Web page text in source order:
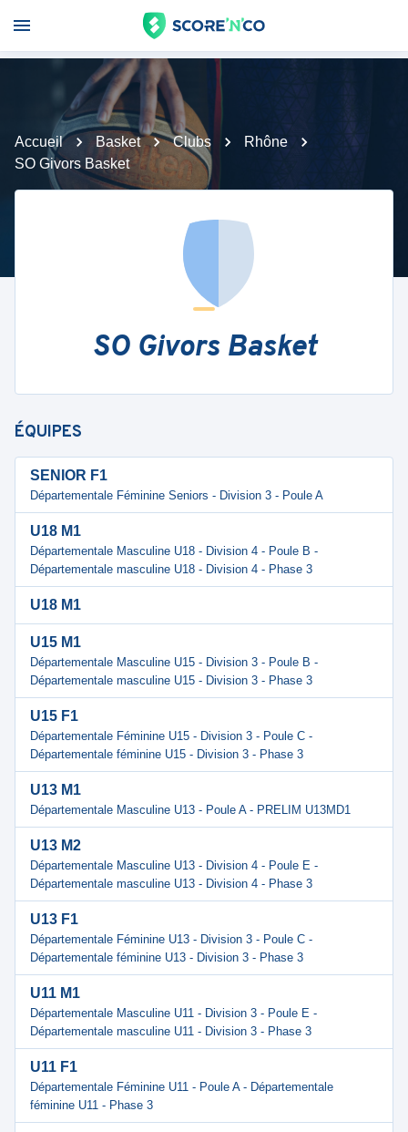
Accueil Basket Clubs
Rhône
SO Givors Basket
SO Givors Basket
ÉQUIPES
SENIOR F1
Départementale Féminine Seniors - Division 3 - Poule A
U18 M1
Départementale Masculine U18 - Division 4 - Poule B -
Départementale masculine U18 - Division 4 - Phase 3
U18 M1
U15 M1
Départementale Masculine U15 - Division 3 - Poule B -
Départementale masculine U15 - Division 3 - Phase 3
U15 F1
Départementale Féminine U15 - Division 3 - Poule C -
Départementale féminine U15 - Division 3 - Phase 3
U13 M1
Départementale Masculine U13 - Poule A - PRELIM U13MD1
U13 M2
Départementale Masculine U13 - Division 4 - Poule E -
Départementale masculine U13 - Division 4 - Phase 3
U13 F1
Départementale Féminine U13 - Division 3 - Poule C -
Départementale féminine U13 - Division 3 - Phase 3
U11 M1
Départementale Masculine U11 - Division 3 - Poule E -
Départementale masculine U11 - Division 3 - Phase 3
U11 F1
Départementale Féminine U11 - Poule A - Départementale
féminine U11 - Phase 3